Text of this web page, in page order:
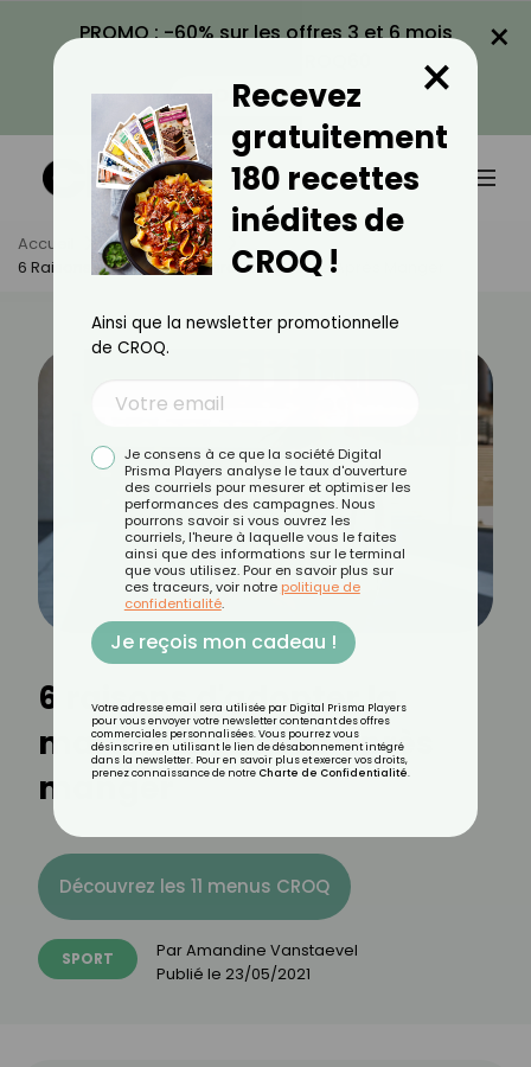
PROMO : -60% sur les offres 3 et 6 mois
VOIR LA PROMO
×
Accueil Actus
Sport
6 Raisons D'adopter La Marche Digestive Après Manger
6 raisons d'adopter la
marche digestive après
manger
Découvrez les 11 menus CROQ
SPORT ParAmandine Vanstaevel
Publié le 23/05/2021
Recevez
gratuitement
180 recettes
inédites de
CROQ !
×
Ainsi que la newsletter promotionnelle
de CROQ.
Je consens à ce que la société Digital
Prisma Players analyse le taux d'ouverture
des courriels pour mesurer et optimiser les
performances des campagnes. Nous
pourrons savoir si vous ouvrez les
courriels, l'heure à laquelle vous le faites
ainsi que des informations sur le terminal
que vous utilisez. Pour en savoir plus sur
ces traceurs, voir notre politique de
confidentialité.
Je reçois mon cadeau !
Votre adresse email sera utilisée par Digital Prisma Players
pour vous envoyer votre newsletter contenant des offres
commerciales personnalisées. Vous pourrez vous
désinscrire en utilisant le lien de désabonnement intégré
dans la newsletter. Pour en savoir plus et exercer vos droits,
prenez connaissance de notre Charte de Confidentialité.